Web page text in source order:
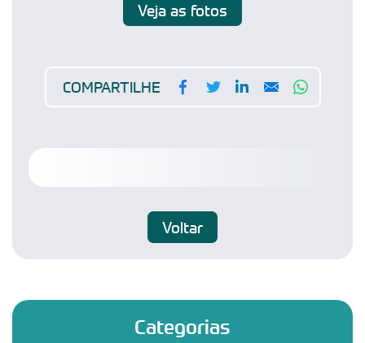
Veja as fotos
COMPARTILHE FacebookTwitterLinkedIn
Email
Voltar
Categorias